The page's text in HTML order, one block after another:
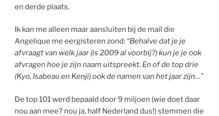
en derde plaats.
Ik kan me alleen maar aansluiten bij de mail die
Angelique me eergisteren zond: “Behalve dat je je
afvraagt van welk jaar (is 2009 al voorbij?) kun je je ook
afvragen hoe je zijn naam uitspreekt. En of de top drie
(Kyo, Isabeau en Kenji) ook de namen van het jaar zijn…”
De top 101 werd bepaald door 9 miljoen (wie doet daar
nou aan mee? nou ja, half Nederland dus!) stemmen die